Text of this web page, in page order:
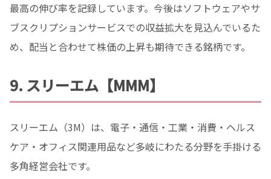
最高の伸び率を記録しています。今後はソフトウェアやサ
ブスクリプションサービスでの収益拡大を見込んでいるた
め、配当と合わせて株価の上昇も期待できる銘柄です。
9. スリーエム【MMM】
スリーエム（3M）は、電子・通信・工業・消費・ヘルス
ケア・オフィス関連用品など多岐にわたる分野を手掛ける
多角経営会社です。